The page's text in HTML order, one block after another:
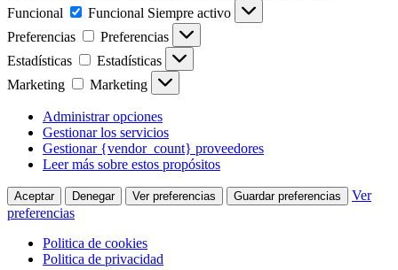
Funcional
Funcional Siempre activo
Preferencias
Preferencias
Estadísticas
Estadísticas
Marketing
Marketing
Administrar opciones
Gestionar los servicios
Gestionar {vendor_count} proveedores
Leer más sobre estos propósitos
Aceptar Denegar Ver preferencias Guardar preferencias
Ver
preferencias
Politica de cookies
Politica de privacidad